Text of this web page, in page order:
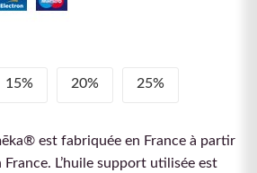
15% 20% 25%
est fabriquée en France à partir
L’huile support utilisée est